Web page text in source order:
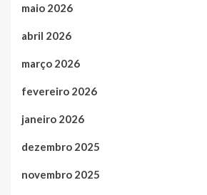
maio 2026
abril 2026
março 2026
fevereiro 2026
janeiro 2026
dezembro 2025
novembro 2025